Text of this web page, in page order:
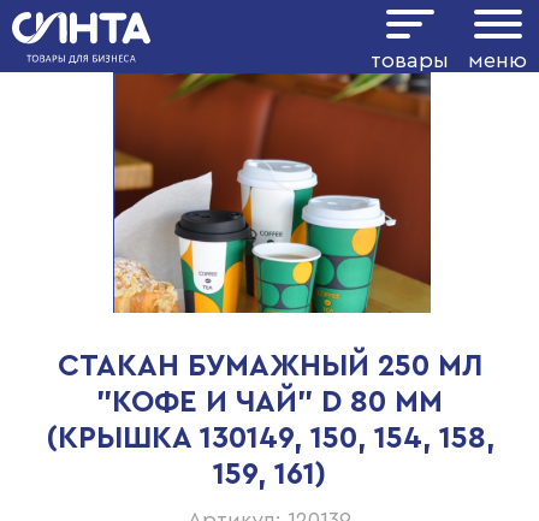
товары меню
СТАКАН БУМАЖНЫЙ 250 МЛ
"КОФЕ И ЧАЙ" D 80 ММ
(КРЫШКА 130149, 150, 154, 158,
159, 161)